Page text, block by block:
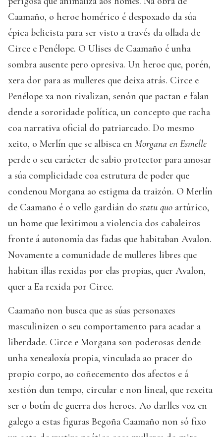
Caamaño, o heroe homérico é despoxado da súa
épica belicista para ser visto a través da ollada de
Circe e Penélope. O Ulises de Caamaño é unha
sombra ausente pero opresiva. Un heroe que, porén,
xera dor para as mulleres que deixa atrás. Circe e
Penélope xa non rivalizan, senón que pactan e falan
dende a sororidade política, un concepto que racha
coa narrativa oficial do patriarcado. Do mesmo
xeito, o Merlín que se albisca en Morgana en Esmelle
perde o seu carácter de sabio protector para amosar
a súa complicidade coa estrutura de poder que
condenou Morgana ao estigma da traizón. O Merlín
de Caamaño é o vello gardián do statu quo artúrico,
un home que lexitimou a violencia dos cabaleiros
fronte á autonomía das fadas que habitaban Avalon.
Novamente a comunidade de mulleres libres que
habitan illas rexidas por elas propias, quer Avalon,
quer a Ea rexida por Circe.
Caamaño non busca que as súas personaxes
masculinizen o seu comportamento para acadar a
liberdade. Circe e Morgana son poderosas dende
unha xenealoxía propia, vinculada ao pracer do
propio corpo, ao coñecemento dos afectos e á
xestión dun tempo, circular e non lineal, que rexeita
ser o botín de guerra dos heroes. Ao darlles voz en
galego a estas figuras Begoña Caamaño non só fixo